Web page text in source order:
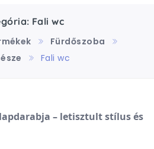
Fali wc
Fürdőszoba
Fali wc
– letisztult stílus és